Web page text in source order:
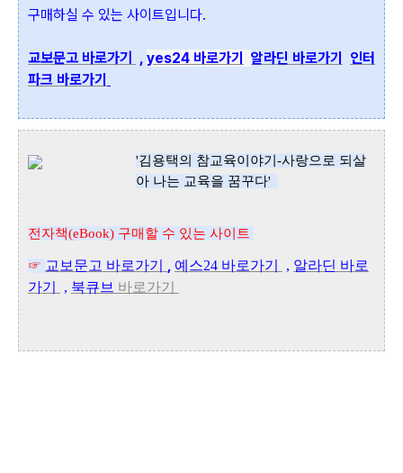
구매하실 수 있는 사이트입니다.
교보문고 바로가기 , yes24 바로가기 알라딘 바로가기
인터
파크 바로가기
'김용택의 참교육이야기-사랑으로 되살
아 나는 교육을 꿈꾸다'
전자책(eBook) 구매할 수 있는 사이트
☞ 교보문고 바로가기 예스24 바로가기 , 알라딘 바로
가기
, 북큐브 바로가기